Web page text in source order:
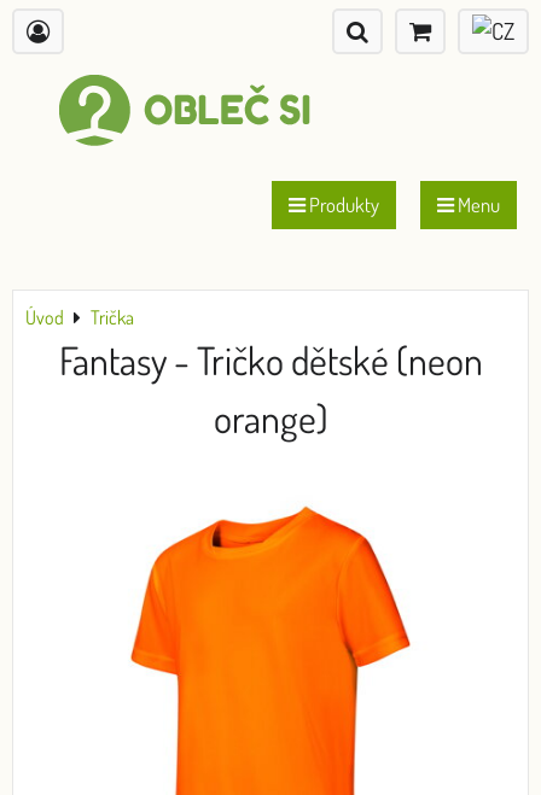
Produkty Menu
Úvod Trička
Fantasy - Tričko dětské (neon
orange)